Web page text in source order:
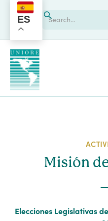
ES
Misión
Elecciones Legislativas